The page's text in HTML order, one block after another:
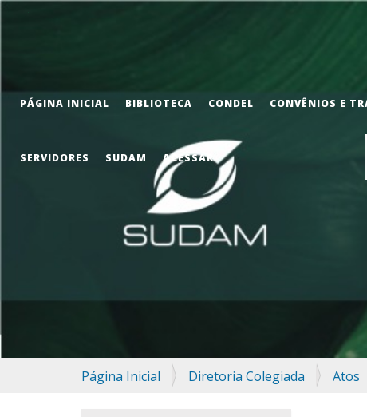
PÁGINA INICIAL BIBLIOTECA CONDEL CONVÊNIOS E
SERVIDORES SUDAM ACESSAR
Você
está
Página Inicial Diretoria Colegiada Atos